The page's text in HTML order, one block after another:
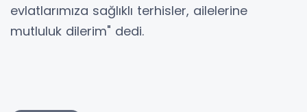
evlatlarımıza sağlıklı terhisler, ailelerine
mutluluk dilerim" dedi.